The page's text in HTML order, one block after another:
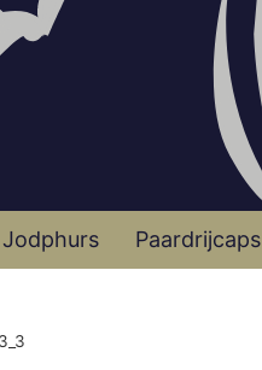
Jodphurs Paardrijcaps